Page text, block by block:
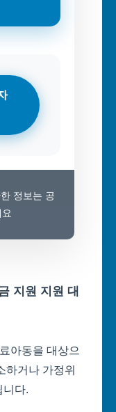
정보는 공
지원 지원 대
아동을 대상으
하거나 가정위
니다.